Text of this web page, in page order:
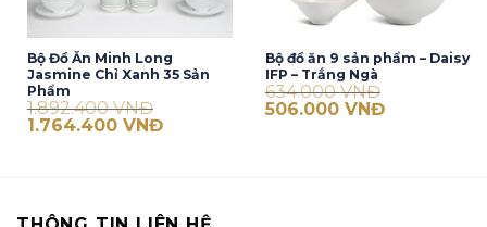
Bộ Đồ Ăn Minh Long
Jasmine Chỉ Xanh 35 Sản
Phẩm
1.892.400VNĐ
Giá
gốc
1.764.400 VNĐGiá
Bộ đồ ăn 9 sản phẩm – Daisy
IFP – Trắng Ngà
634.000VNĐ
Giá
gốc
506.000 VNĐGiá